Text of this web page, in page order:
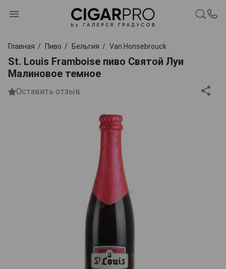
Главная Пиво Бельгия Van Honsebrouck
St. Louis Framboise пиво Святой Луи
Малиновое темное
Оставить отзыв